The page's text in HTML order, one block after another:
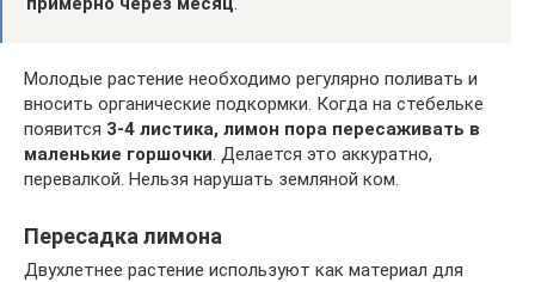
Молодые растение необходимо регулярно поливать и
вносить органические подкормки. Когда на стебельке
появится 3-4 листика, лимон пора пересаживать в
маленькие горшочки. Делается это аккуратно,
перевалкой. Нельзя нарушать земляной ком.
Пересадка лимона
Двухлетнее растение используют как материал для